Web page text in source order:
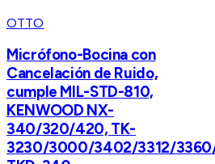
OTTO
Micrófono-Bocina con
Cancelación de Ruido,
cumple MIL-STD-810,
KENWOOD NX-
340/320/420, TK-
3230/3000/3402/3312/